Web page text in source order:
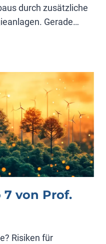
durch zusätzliche
Gerade…
von Prof.
Risiken für